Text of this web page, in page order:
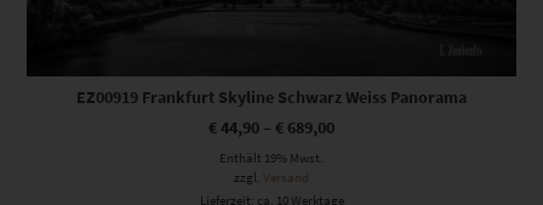
EZ00919 Frankfurt Skyline Schwarz Weiss Panorama
€44,90 – € 689,00
Enthält 19% Mwst.
zzgl. Versand
Lieferzeit: ca. 10 Werktage